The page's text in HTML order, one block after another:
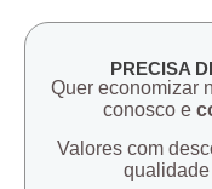
PRECISA
Quer economizar
conosco e
Valores com